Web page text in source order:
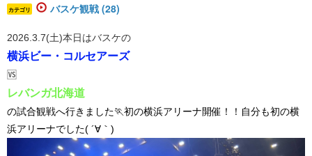
カテゴリ バスケ観戦 (28)
2026.3.7(土)本日はバスケの
横浜ビー・コルセアーズ
🆚
レバンガ北海道
の試合観戦へ行きました🏃初の横浜アリーナ開催！！自分も初の横
浜アリーナでした( ´∀｀)